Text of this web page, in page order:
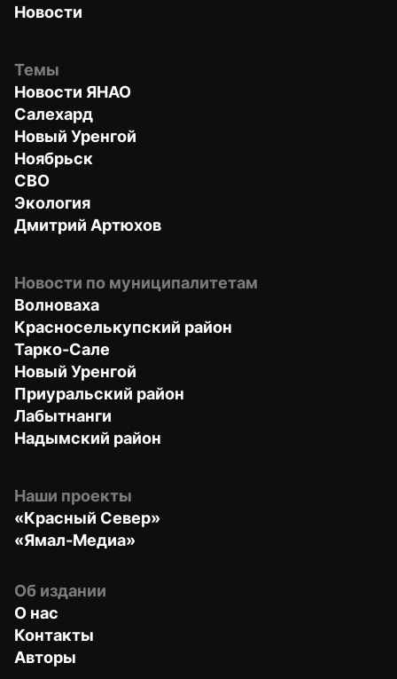
Новости
Темы
Новости ЯНАО
Салехард
Новый Уренгой
Ноябрьск
СВО
Экология
Дмитрий Артюхов
Новости по муниципалитетам
Волноваха
Красноселькупский район
Тарко-Сале
Новый Уренгой
Приуральский район
Лабытнанги
Надымский район
Наши проекты
«Красный Север»
«Ямал-Медиа»
Об издании
О нас
Контакты
Авторы